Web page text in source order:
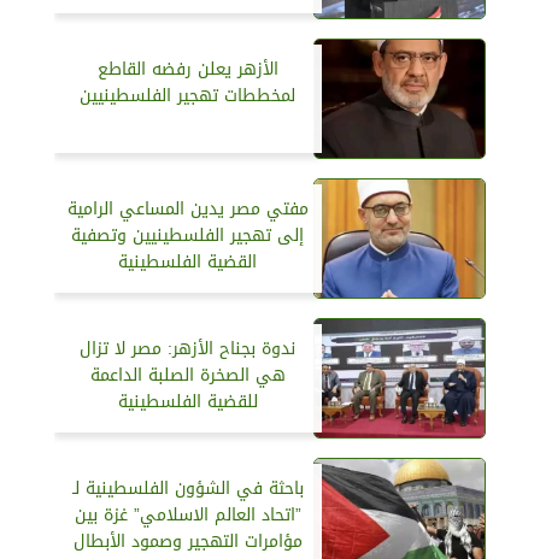
الأزهر يعلن رفضه القاطع
لمخططات تهجير الفلسطينيين
مفتي مصر يدين المساعي الرامية
إلى تهجير الفلسطينيين وتصفية
القضية الفلسطينية
ندوة بجناح الأزهر: مصر لا تزال
هي الصخرة الصلبة الداعمة
للقضية الفلسطينية
باحثة في الشؤون الفلسطينية لـ
”اتحاد العالم الاسلامي” غزة بين
مؤامرات التهجير وصمود الأبطال